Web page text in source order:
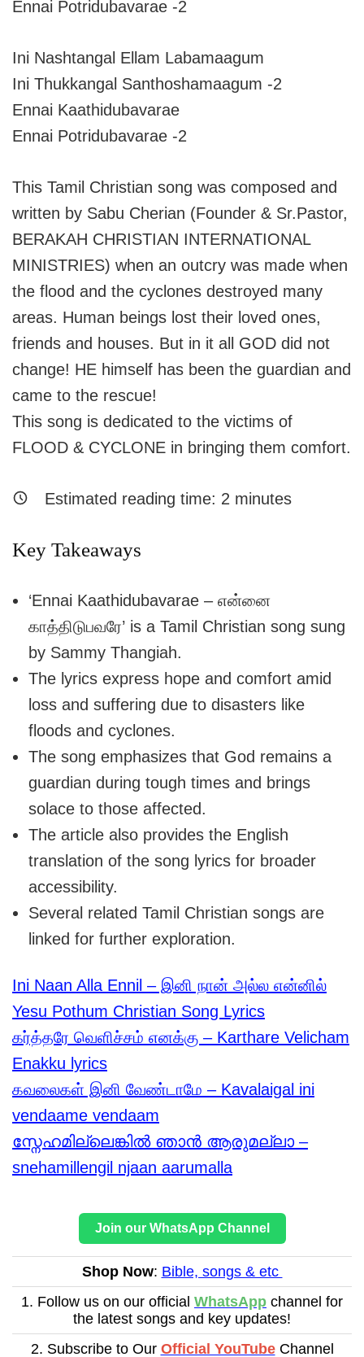
Ennai Potridubavarae -2
Ini Nashtangal Ellam Labamaagum
Ini Thukkangal Santhoshamaagum -2
Ennai Kaathidubavarae
Ennai Potridubavarae -2
This Tamil Christian song was composed and
written by Sabu Cherian (Founder & Sr.Pastor,
BERAKAH CHRISTIAN INTERNATIONAL
MINISTRIES) when an outcry was made when
the flood and the cyclones destroyed many
areas. Human beings lost their loved ones,
friends and houses. But in it all GOD did not
change! HE himself has been the guardian and
came to the rescue!
This song is dedicated to the victims of
FLOOD & CYCLONE in bringing them comfort.
Estimated reading time: 2 minutes
Key Takeaways
‘Ennai Kaathidubavarae – என்னை
காத்திடுபவரே’ is a Tamil Christian song sung
by Sammy Thangiah.
The lyrics express hope and comfort amid
loss and suffering due to disasters like
floods and cyclones.
The song emphasizes that God remains a
guardian during tough times and brings
solace to those affected.
The article also provides the English
translation of the song lyrics for broader
accessibility.
Several related Tamil Christian songs are
linked for further exploration.
Ini Naan Alla Ennil – இனி நான் அல்ல என்னில்
Yesu Pothum Christian Song Lyrics
கர்த்தரே வெளிச்சம் எனக்கு – Karthare Velicham
Enakku lyrics
கவலைகள் இனி வேண்டாமே – Kavalaigal ini
vendaame vendaam
സ്നേഹമില്ലെങ്കിൽ ഞാൻ ആരുമല്ലാ –
snehamillengil njaan aarumalla
Join our WhatsApp Channel
Shop Now: Bible, songs & etc
1. Follow us on our official WhatsApp channel for
the latest songs and key updates!
2. Subscribe to Our Official YouTubeChannel